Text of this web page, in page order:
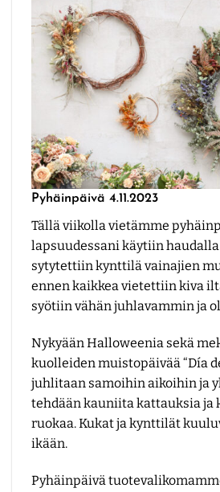
Pyhäinpäivä 4.11.2023
Tällä viikolla vietämme
lapsuudessani käytiin haudalla
sytytettiin kynttilä vainajien
ennen kaikkea vietettiin kiva
syötiin vähän juhlavammin ja
Nykyään Halloweenia sekä
kuolleiden muistopäivää “Día
juhlitaan samoihin aikoihin ja
tehdään kauniita kattauksia ja
ruokaa. Kukat ja kynttilät
ikään.
Pyhäinpäivä